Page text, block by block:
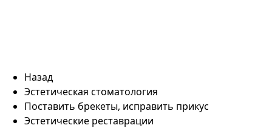
Назад
Эстетическая стоматология
Поставить брекеты, исправить прикус
Эстетические реставрации